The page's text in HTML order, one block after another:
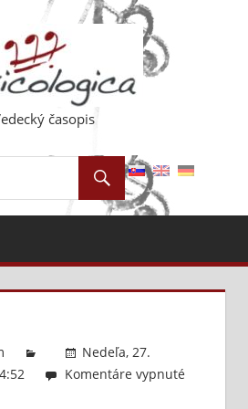
časopis
Nedeľa, 27.
Komentáre vypnuté